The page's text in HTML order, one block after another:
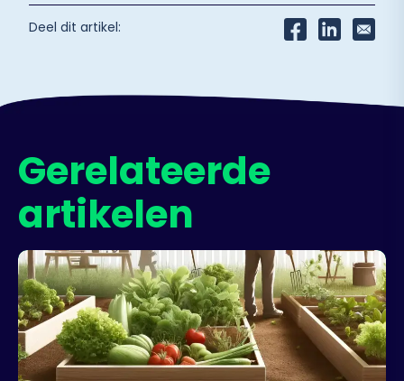
Deel dit artikel:
Gerelateerde
artikelen